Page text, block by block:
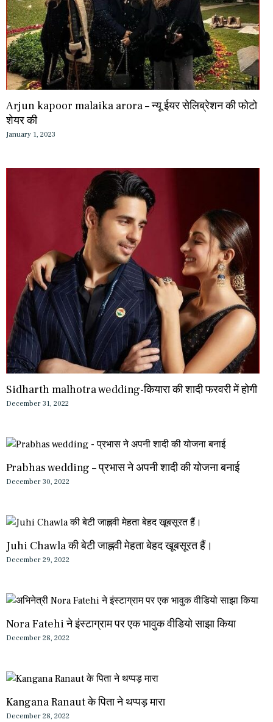
Arjun kapoor malaika arora – न्यू ईयर सेलिब्रेशन की फोटो
शेयर की
January 1, 2023
Sidharth malhotra wedding-कियारा की शादी फरवरी में होगी
December 31, 2022
Prabhas wedding – प्रभास ने अपनी शादी की योजना बनाई
December 30, 2022
Juhi Chawla की बेटी जाह्नवी मेहता बेहद खूबसूरत हैं।
December 29, 2022
Nora Fatehi ने इंस्टाग्राम पर एक भावुक वीडियो साझा किया
December 28, 2022
Kangana Ranaut के पिता ने थप्पड़ मारा
December 28, 2022